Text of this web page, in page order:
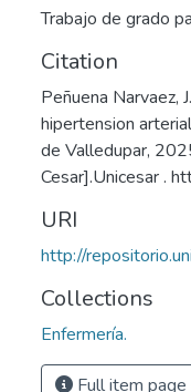
Trabajo de grado
Citation
Peñuena Narvaez,
hipertension
de Valledupar,
Cesar].Unicesar .
URI
http://
Collections
Enfermería.
Full item page